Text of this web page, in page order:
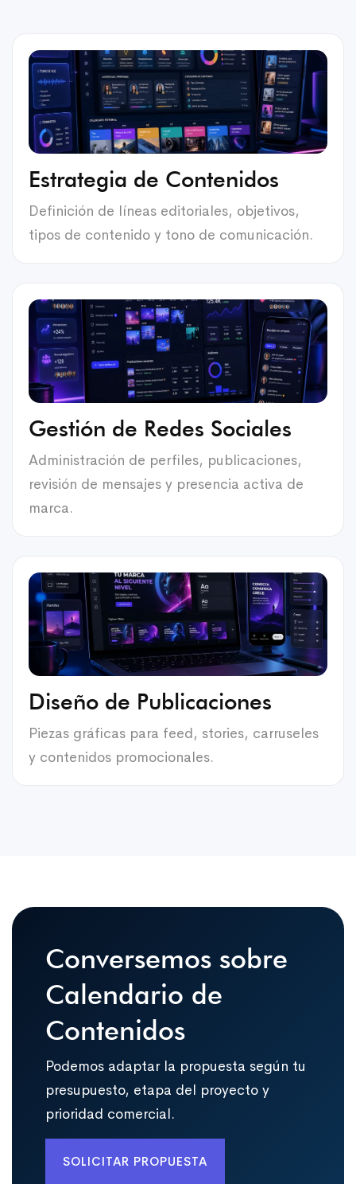
Estrategia de Contenidos
Definición de líneas editoriales, objetivos,
tipos de contenido y tono de comunicación.
Gestión de Redes Sociales
Administración de perfiles, publicaciones,
revisión de mensajes y presencia activa de
marca.
Diseño de Publicaciones
Piezas gráficas para feed, stories, carruseles
y contenidos promocionales.
Conversemos sobre
Calendario de
Contenidos
Podemos adaptar la propuesta según tu
presupuesto, etapa del proyecto y
prioridad comercial.
SOLICITAR PROPUESTA